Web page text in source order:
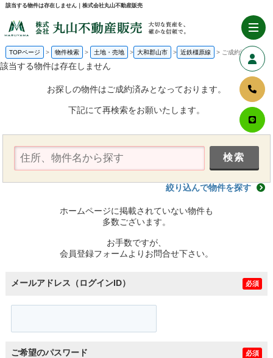
該当する物件は存在しません｜株式会社丸山不動産販売
TOPページ 物件検索 土地・売地 大和郡山市 近鉄橿原線 ご成約済み
該当する物件は存在しません
お探しの物件はご成約済みとなっております。
下記にて再検索をお願いたします。
絞り込んで物件を探す
ホームページに掲載されていない物件も
多数ございます。
お手数ですが、
会員登録フォームよりお問合せ下さい。
メールアドレス（ログインID） 必須
ご希望のパスワード 必須